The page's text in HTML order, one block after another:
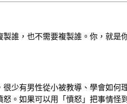
誰，也不需要複製誰。你，就是
少有男性從小被教導、學會如何
。如果可以用「憤怒」把事情怪